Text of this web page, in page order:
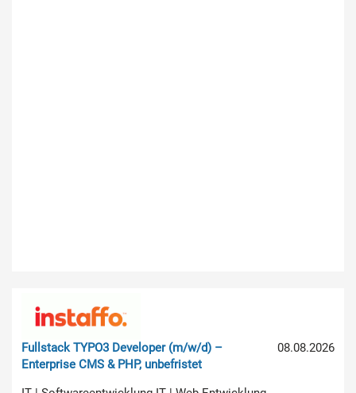
08.08.2026
Fullstack TYPO3 Developer (m/w/d) –
Enterprise CMS & PHP, unbefristet